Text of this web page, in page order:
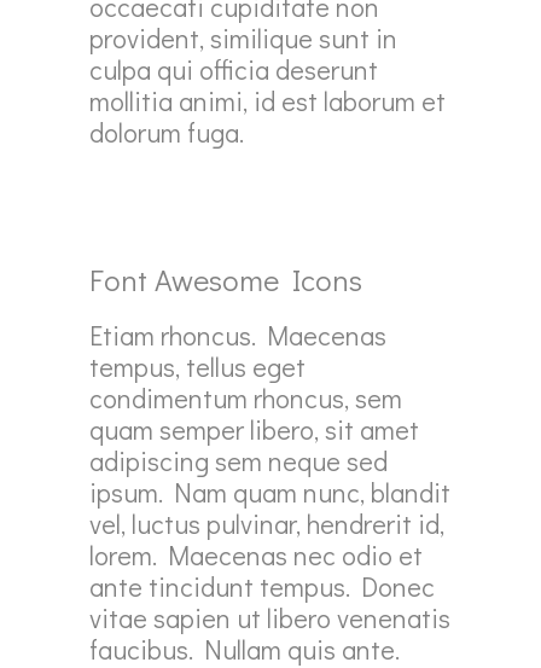
provident, similique sunt in
culpa qui officia deserunt
mollitia animi, id est laborum et
dolorum fuga.
Font Awesome Icons
Etiam rhoncus. Maecenas
tempus, tellus eget
condimentum rhoncus, sem
quam semper libero, sit amet
adipiscing sem neque sed
ipsum. Nam quam nunc, blandit
vel, luctus pulvinar, hendrerit id,
lorem. Maecenas nec odio et
ante tincidunt tempus. Donec
vitae sapien ut libero venenatis
faucibus. Nullam quis ante.